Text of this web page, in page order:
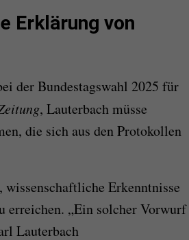
Erklärung von
der Bundestagswahl 2025 für
, Lauterbach müsse
die sich aus den Protokollen
Erkenntnisse
erreichen. „Ein solcher Vorwurf
Lauterbach